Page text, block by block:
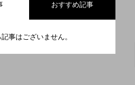
おすすめ記事
事はございません。